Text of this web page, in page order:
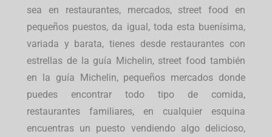
sea en restaurantes, mercados, street food en
pequeños puestos, da igual, toda esta buenísima,
variada y barata, tienes desde restaurantes con
estrellas de la guía Michelin, street food también
en la guía Michelin, pequeños mercados donde
puedes encontrar todo tipo de comida,
restaurantes familiares, en cualquier esquina
encuentras un puesto vendiendo algo delicioso,